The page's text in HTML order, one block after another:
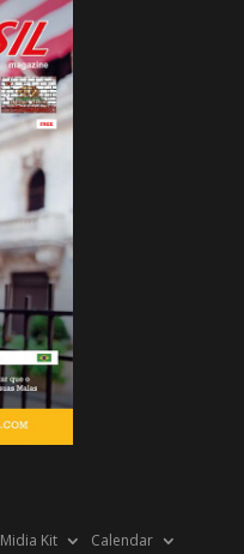
Midia Kit Calendar